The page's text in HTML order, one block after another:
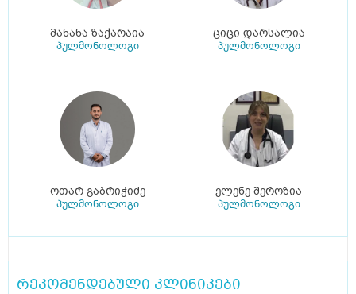
მანანა ზაქარაია
პულმონოლოგი
ციცი დარსალია
პულმონოლოგი
ოთარ გაბრიჭიძე
პულმონოლოგი
ელენე შეროზია
პულმონოლოგი
რეკომენდებული კლინიკები